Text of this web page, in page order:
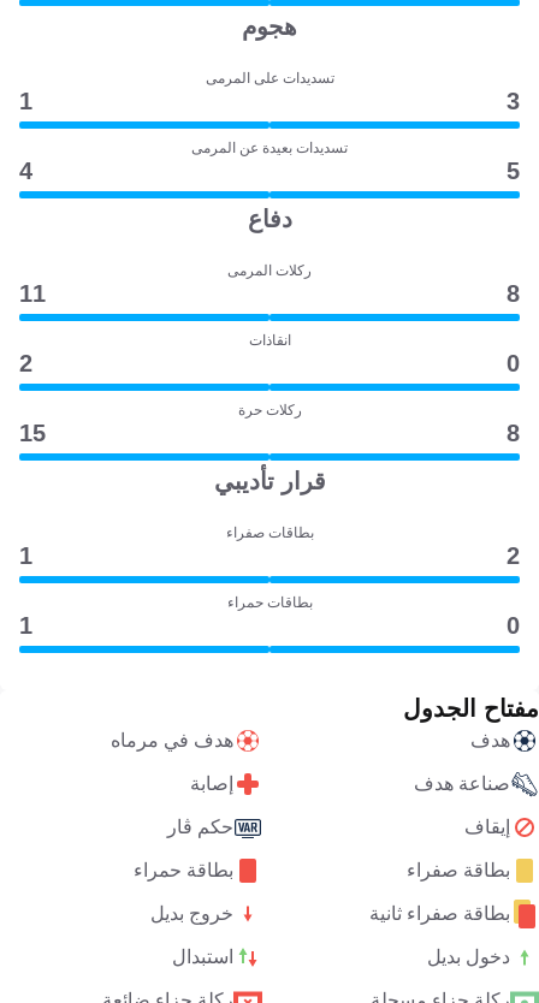
هجوم
تسديدات على المرمى
3
1
تسديدات بعيدة عن المرمى
5
4
دفاع
ركلات المرمى
8
11
انقاذات
0
2
ركلات حرة
8
15
قرار تأديبي
بطاقات صفراء
2
1
بطاقات حمراء
0
1
مفتاح الجدول
هدف هدف في مرماه
صناعة هدف إصابة
إيقاف حكم ڤار
بطاقة صفراء بطاقة حمراء
بطاقة صفراء ثانية خروج بديل
دخول بديل استبدال